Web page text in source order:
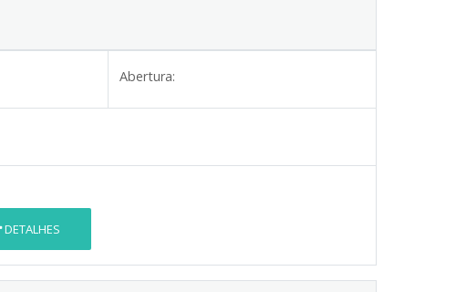
Abertura:
DETALHES